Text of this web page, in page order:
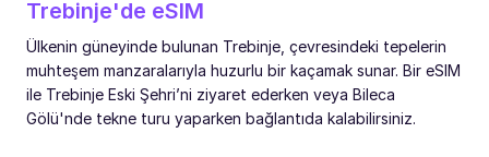
Trebinje'de eSIM
Ülkenin güneyinde bulunan Trebinje, çevresindeki tepelerin
muhteşem manzaralarıyla huzurlu bir kaçamak sunar. Bir eSIM
ile Trebinje Eski Şehri’ni ziyaret ederken veya Bileca
Gölü'nde tekne turu yaparken bağlantıda kalabilirsiniz.